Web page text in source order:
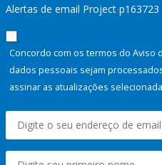
Alertas de email Project p163723
Concordo com os termos do Aviso
dados pessoais sejam
assinar as atualizações